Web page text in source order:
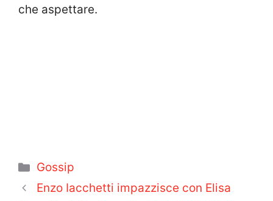
che aspettare.
Categorie
Gossip
Enzo Iacchetti impazzisce con Elisa